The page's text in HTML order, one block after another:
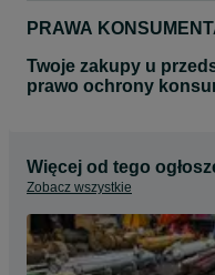
PRAWA
Twoje zakupy u
prawo ochrony
Więcej od tego
Zobacz wszystkie